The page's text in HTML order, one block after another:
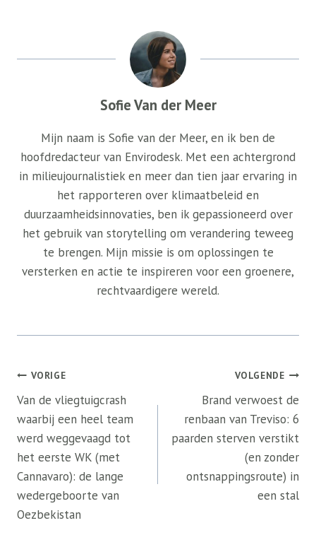
Sofie Van der Meer
Mijn naam is Sofie van der Meer, en ik ben de
hoofdredacteur van Envirodesk. Met een achtergrond
in milieujournalistiek en meer dan tien jaar ervaring in
het rapporteren over klimaatbeleid en
duurzaamheidsinnovaties, ben ik gepassioneerd over
het gebruik van storytelling om verandering teweeg
te brengen. Mijn missie is om oplossingen te
versterken en actie te inspireren voor een groenere,
rechtvaardigere wereld.
Bericht
navigatie
VORIGE
Van de vliegtuigcrash
waarbij een heel team
werd weggevaagd tot
het eerste WK (met
Cannavaro): de lange
wedergeboorte van
Oezbekistan
VOLGENDE
Brand verwoest de
renbaan van Treviso: 6
paarden sterven verstikt
(en zonder
ontsnappingsroute) in
een stal